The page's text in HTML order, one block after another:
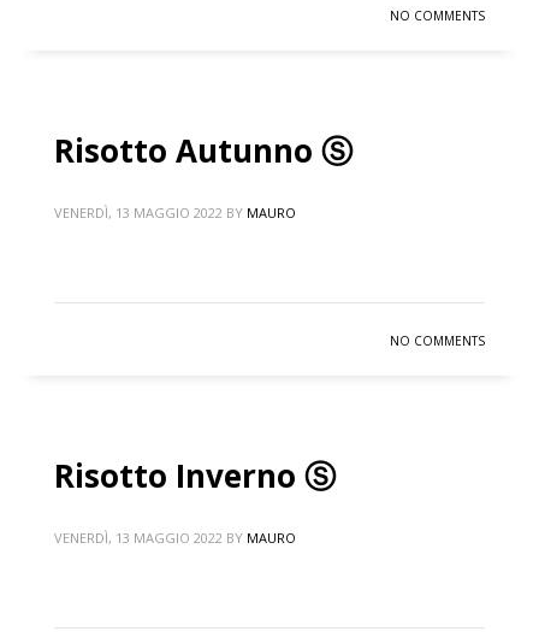
NO COMMENTS
Risotto Autunno Ⓢ
VENERDÌ, 13 MAGGIO 2022 BY MAURO
NO COMMENTS
Risotto Inverno Ⓢ
VENERDÌ, 13 MAGGIO 2022 BY MAURO